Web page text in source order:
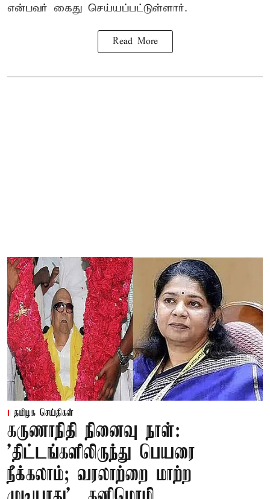
என்பவர் கைது செய்யப்பட்டுள்ளார்.
Read More
தமிழக செய்திகள்
கருணாநிதி நினைவு நாள்:
'திட்டங்களிலிருந்து பெயரை
நீக்கலாம்; வரலாற்றை மாற்ற